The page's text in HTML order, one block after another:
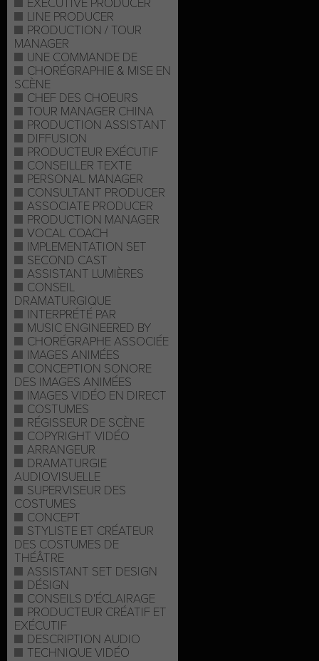
EXECUTIVE PRODUCER
LINE PRODUCER
PRODUCTION / TOUR
MANAGER
UNE COMMANDE DE
CHORÉGRAPHIE & MISE EN
SCÈNE
CHEF DES CHOEURS
TOUR MANAGER CHINA
PRODUCTION ASSISTANT
DIFFUSION
PRODUCTEUR EXÉCUTIF
CONSEILLER TEXTE
PERSONAL MANAGER
CONSULTANT PRODUCER
ASSOCIATE PRODUCER
PRODUCTION MANAGER
VOCAL COACH
IMPLEMENTATION SET
SECOND CAST
ASSISTANT LUMIÈRES
CONSEIL
DRAMATURGIQUE
INTERPRÉTÉ PAR
MUSIC ENGINEERED BY
CHORÉGRAPHE ASSOCIÉE
IMAGES ANIMÉES
CONCEPTION SONORE
DES IMAGES ANIMÉES
IMAGES VIDÉO EN DIRECT
COSTUMES
RÉGISSEUR DE SCÈNE
COPYRIGHT VIDÉO
ARRANGEUR
DRAMATURGIE
AUDIOVISUELLE
SUPERVISEUR DES
COSTUMES
CONCEPT
STYLISTE ET CRÉATEUR
DES COSTUMES DE
THÉÂTRE
ASSISTANT SET DESIGN
DÉSIGN
CONSEILS D'ÉCLAIRAGE
PRODUCTEUR CRÉATIF ET
EXÉCUTIF
DESCRIPTION AUDIO
TECHNIQUE VIDÉO